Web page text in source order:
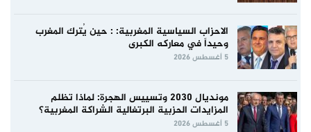
الاحزاب السياسية المغربية: : حين يُترك المغرب
وحيداً في معاركه الكبرى
5 أغسطس 2026
مونديال 2030 وتسييس الهجرة: لماذا تظلم
المزايدات الحزبية البرتغالية الشراكة المغربية؟
5 أغسطس 2026